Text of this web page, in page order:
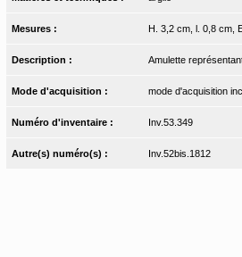
Mesures : H. 3,2 cm, l. 0,8 cm,
Description : Amulette
Mode d'acquisition : mode d'acquisition
Numéro d'inventaire : Inv.53.349
Autre(s) numéro(s) : Inv.52bis.1812